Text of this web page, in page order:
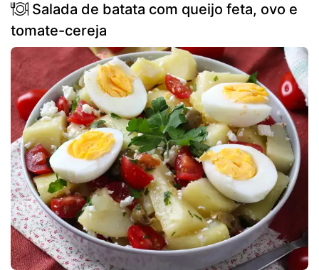
Salada de batata com queijo feta, ovo e
tomate-cereja